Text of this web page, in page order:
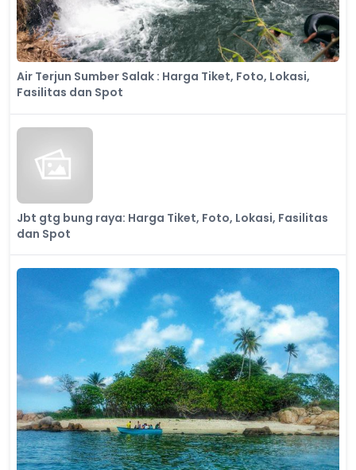
Air Terjun Sumber Salak : Harga Tiket, Foto, Lokasi,
Fasilitas dan Spot
Jbt gtg bung raya: Harga Tiket, Foto, Lokasi, Fasilitas
dan Spot